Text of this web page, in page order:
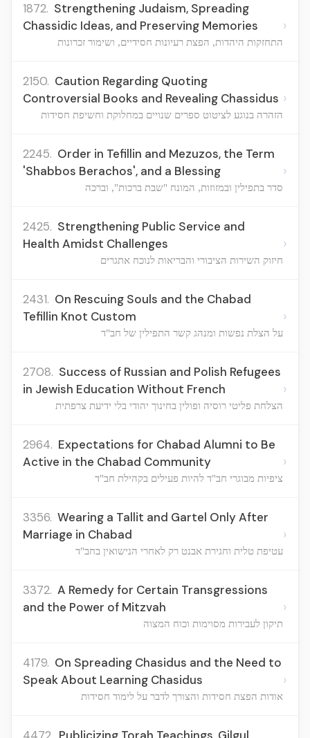
1872. Strengthening Judaism, Spreading
Chassidic Ideas, and Preserving Memories
התחזקות היהדות, הפצת רעיונות חסידיים, ושימור זכרונות
›
2150. Caution Regarding Quoting
Controversial Books and Revealing Chassidus
הזהרה בנוגע לציטוט ספרים שנויים במחלוקת וחשיפת חסידות
›
2245. Order in Tefillin and Mezuzos, the Term
'Shabbos Berachos', and a Blessing
סדר בתפילין ובמזוזות, המונח "שבת ברכות", וברכה
›
2425. Strengthening Public Service and
Health Amidst Challenges
חיזוק השירות הציבורי והבריאות לנוכח אתגרים
›
2431. On Rescuing Souls and the Chabad
Tefillin Knot Custom
על הצלת נפשות ומנהג קשר התפילין של חב"ד
›
2708. Success of Russian and Polish Refugees
in Jewish Education Without French
הצלחת פליטי רוסיה ופולין בחינוך יהודי בלי ידיעת צרפתית
›
2964. Expectations for Chabad Alumni to Be
Active in the Chabad Community
ציפיות מבוגרי חב"ד להיות פעילים בקהילת חב"ד
›
3356. Wearing a Tallit and Gartel Only After
Marriage in Chabad
עטיפת טלית וחגירת אבנט רק לאחרי הנישואין בחב"ד
›
3372. A Remedy for Certain Transgressions
and the Power of Mitzvah
תיקון לעבירות מסוימות וכוח המצוה
›
4179. On Spreading Chasidus and the Need to
Speak About Learning Chasidus
אודות הפצת חסידות והצורך לדבר על לימוד חסידות
›